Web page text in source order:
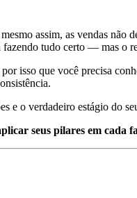
assim, as vendas não
tudo certo — mas o
isso que você precisa
e o verdadeiro estágio do
seus pilares em cada